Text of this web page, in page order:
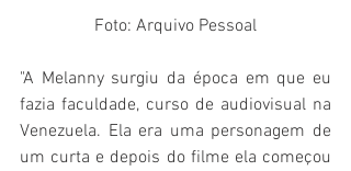
Foto: Arquivo Pessoal
"A Melanny surgiu da época em que eu
fazia faculdade, curso de audiovisual na
Venezuela. Ela era uma personagem de
um curta e depois do filme ela começou